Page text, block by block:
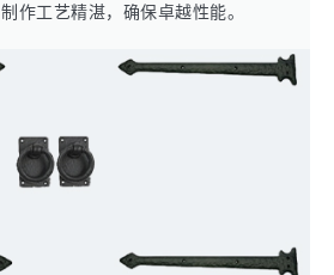
作工艺精湛，确保卓越性能。